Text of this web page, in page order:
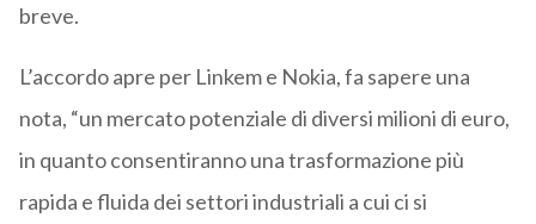
breve.
L’accordo apre per Linkem e Nokia, fa sapere una
nota, “un mercato potenziale di diversi milioni di euro,
in quanto consentiranno una trasformazione più
rapida e fluida dei settori industriali a cui ci si